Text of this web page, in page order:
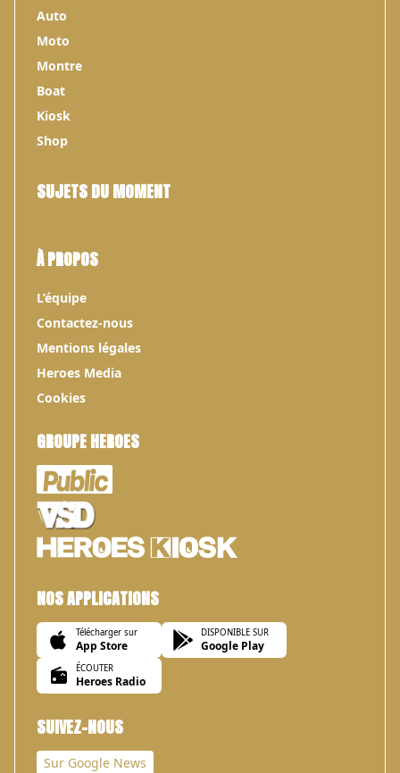
Auto
Moto
Montre
Boat
Kiosk
Shop
SUJETS DU MOMENT
À PROPOS
L’équipe
Contactez-nous
Mentions légales
Heroes Media
Cookies
GROUPE HEROES
NOS APPLICATIONS
Télécharger sur
App Store
DISPONIBLE SUR
Google Play
ÉCOUTER
Heroes Radio
SUIVEZ-NOUS
Sur Google News